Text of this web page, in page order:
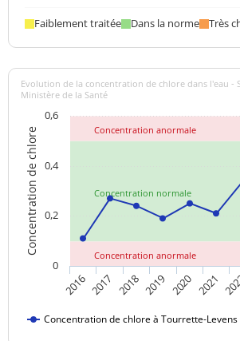
Température de l'eau 15,5 °C
Turbidité
néphélométrique NFU
0,26 NFU
Faiblement traitée Dans la norme Très
Concentration normale
Concentration anormale
Concentration anormale
Concentration de chlore
Evolution de la concentration de chlore dans l'eau -
Ministère de la Santé
Concentration de chlore à Tourrette-Levens
2016 2017 2018 2019 2020 2021
0
0,2
0,4
0,6